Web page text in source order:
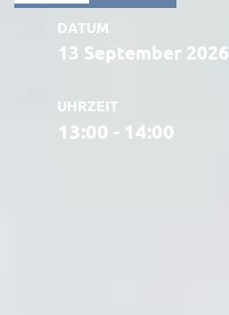
DATUM
13 September 2026
UHRZEIT
13:00 - 14:00